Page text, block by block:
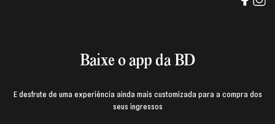
Baixe o app da BD
E desfrute de uma experiência ainda mais customizada para a compra dos
seus ingressos